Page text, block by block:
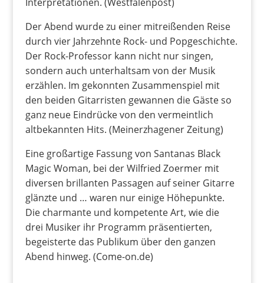
Der Abend wurde zu einer mitreißenden Reise
durch vier Jahrzehnte Rock- und Popgeschichte.
Der Rock-Professor kann nicht nur singen,
sondern auch unterhaltsam von der Musik
erzählen. Im gekonnten Zusammenspiel mit
den beiden Gitarristen gewannen die Gäste so
ganz neue Eindrücke von den vermeintlich
altbekannten Hits. (Meinerzhagener Zeitung)
Eine großartige Fassung von Santanas Black
Magic Woman, bei der Wilfried Zoermer mit
diversen brillanten Passagen auf seiner Gitarre
glänzte und … waren nur einige Höhepunkte.
Die charmante und kompetente Art, wie die
drei Musiker ihr Programm präsentierten,
begeisterte das Publikum über den ganzen
Abend hinweg. (Come-on.de)